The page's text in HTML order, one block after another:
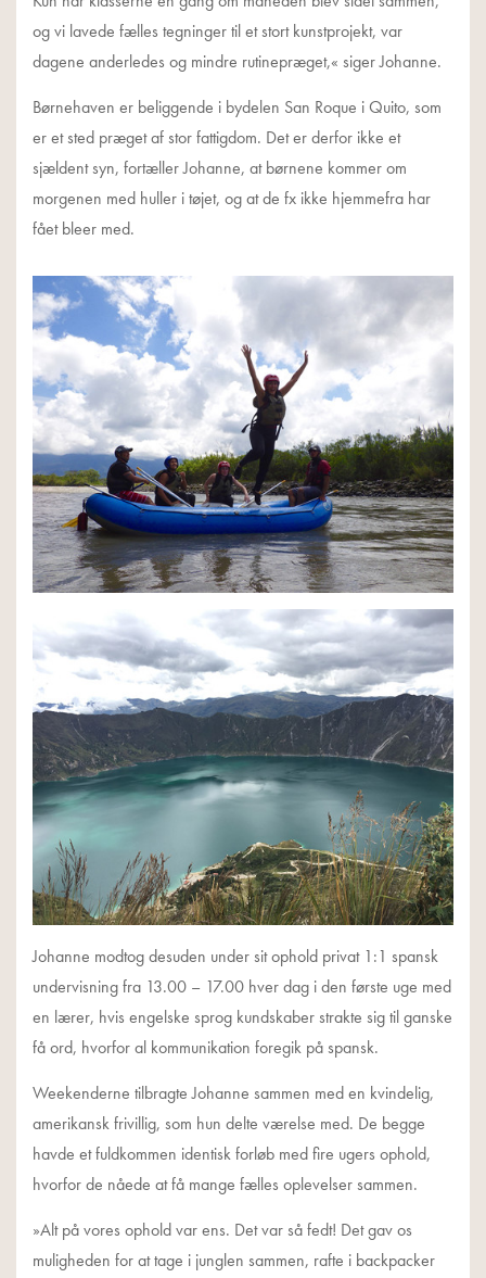
og vi lavede fælles tegninger til et stort kunstprojekt, var
dagene anderledes og mindre rutinepræget,« siger Johanne.
Børnehaven er beliggende i bydelen San Roque i Quito, som
er et sted præget af stor fattigdom. Det er derfor ikke et
sjældent syn, fortæller Johanne, at børnene kommer om
morgenen med huller i tøjet, og at de fx ikke hjemmefra har
fået bleer med.
Johanne modtog desuden under sit ophold privat 1:1 spansk
undervisning fra 13.00 – 17.00 hver dag i den første uge med
en lærer, hvis engelske sprog kundskaber strakte sig til ganske
få ord, hvorfor al kommunikation foregik på spansk.
Weekenderne tilbragte Johanne sammen med en kvindelig,
amerikansk frivillig, som hun delte værelse med. De begge
havde et fuldkommen identisk forløb med fire ugers ophold,
hvorfor de nåede at få mange fælles oplevelser sammen.
»Alt på vores ophold var ens. Det var så fedt! Det gav os
muligheden for at tage i junglen sammen, rafte i backpacker